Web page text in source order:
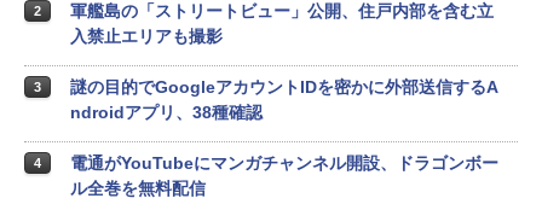
2
軍艦島の「ストリートビュー」公開、住戸内部を含む立
入禁止エリアも撮影
3
謎の目的でGoogleアカウントIDを密かに外部送信するA
ndroidアプリ、38種確認
4
電通がYouTubeにマンガチャンネル開設、ドラゴンボー
ル全巻を無料配信